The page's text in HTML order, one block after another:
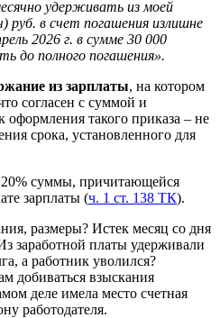
удерживать из моей
в счет погашения излишне
2026 г. в сумме 30 000
до полного погашения».
из зарплаты, на котором
согласен с суммой и
такого приказа – не
срока, установленного для
суммы, причитающейся
зарплаты (ч. 1 ст. 138 ТК).
размеры? Истек месяц со дня
заработной платы удерживали
а работник уволился?
добиваться взыскания
деле имела место счетная
работодателя.